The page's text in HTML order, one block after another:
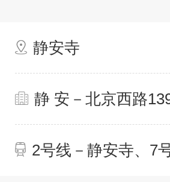
静安寺
静 安－北京西路
2号线－静安寺、7